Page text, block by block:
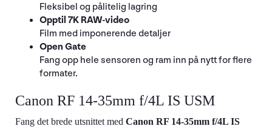
Fleksibel og pålitelig lagring
Opptil 7K RAW-video
Film med imponerende detaljer
Open Gate
Fang opp hele sensoren og ram inn på nytt for flere
formater.
Canon RF 14-35mm f/4L IS USM
Fang det brede utsnittet med Canon RF 14-35mm f/4L IS